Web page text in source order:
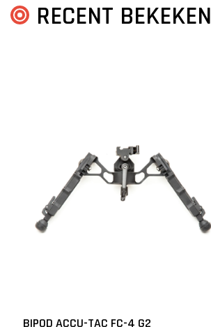
RECENT BEKEKEN
BIPOD ACCU-TAC FC-4 G2